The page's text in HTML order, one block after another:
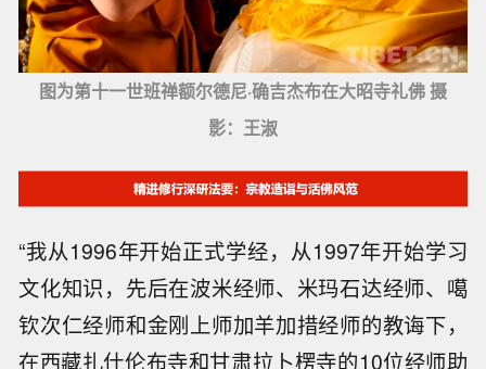
图为第十一世班禅额尔德尼·确吉杰布在大昭寺礼佛 摄
影：王淑
“我从1996年开始正式学经，从1997年开始学习
文化知识，先后在波米经师、米玛石达经师、噶
钦次仁经师和金刚上师加羊加措经师的教诲下，
在西藏扎什伦布寺和甘肃拉卜楞寺的10位经师助